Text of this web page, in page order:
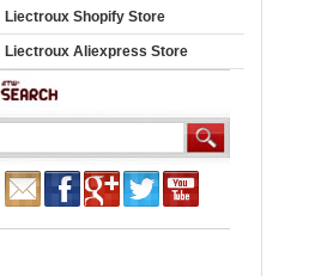
Liectroux Shopify Store
Liectroux Aliexpress Store